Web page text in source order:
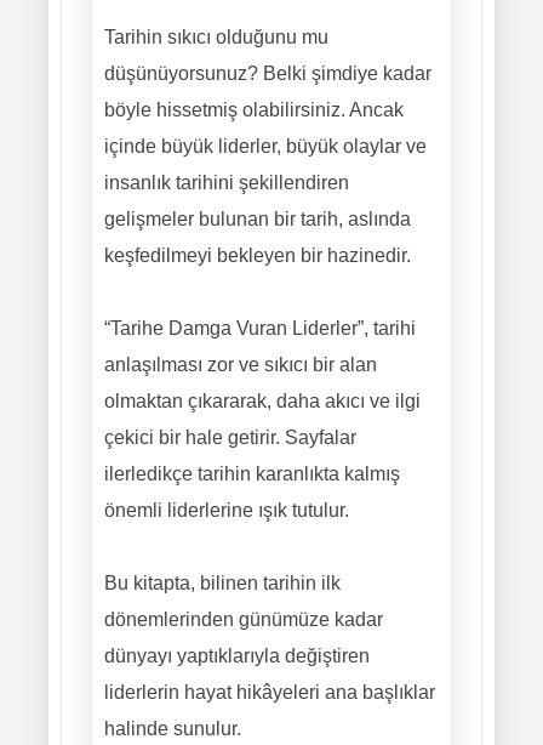
Tarihin sıkıcı olduğunu mu
düşünüyorsunuz? Belki şimdiye kadar
böyle hissetmiş olabilirsiniz. Ancak
içinde büyük liderler, büyük olaylar ve
insanlık tarihini şekillendiren
gelişmeler bulunan bir tarih, aslında
keşfedilmeyi bekleyen bir hazinedir.
“Tarihe Damga Vuran Liderler”, tarihi
anlaşılması zor ve sıkıcı bir alan
olmaktan çıkararak, daha akıcı ve ilgi
çekici bir hale getirir. Sayfalar
ilerledikçe tarihin karanlıkta kalmış
önemli liderlerine ışık tutulur.
Bu kitapta, bilinen tarihin ilk
dönemlerinden günümüze kadar
dünyayı yaptıklarıyla değiştiren
liderlerin hayat hikâyeleri ana başlıklar
halinde sunulur.